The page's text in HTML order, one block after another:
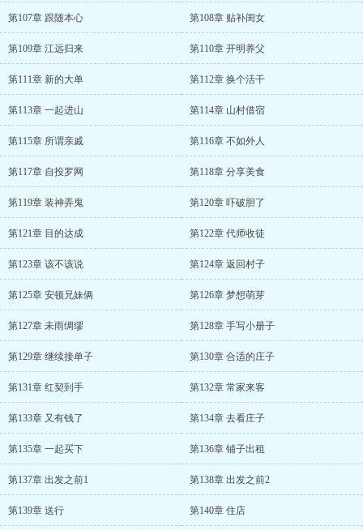
第107章 跟随本心 第108章 贴补闺女
第109章 江远归来 第110章 开明养父
第111章 新的大单 第112章 换个活干
第113章 一起进山 第114章 山村借宿
第115章 所谓亲戚 第116章 不如外人
第117章 自投罗网 第118章 分享美食
第119章 装神弄鬼 第120章 吓破胆了
第121章 目的达成 第122章 代师收徒
第123章 该不该说 第124章 返回村子
第125章 安顿兄妹俩 第126章 梦想萌芽
第127章 未雨绸缪 第128章 手写小册子
第129章 继续接单子 第130章 合适的庄子
第131章 红契到手 第132章 常家来客
第133章 又有钱了 第134章 去看庄子
第135章 一起买下 第136章 铺子出租
第137章 出发之前1 第138章 出发之前2
第139章 送行 第140章 住店